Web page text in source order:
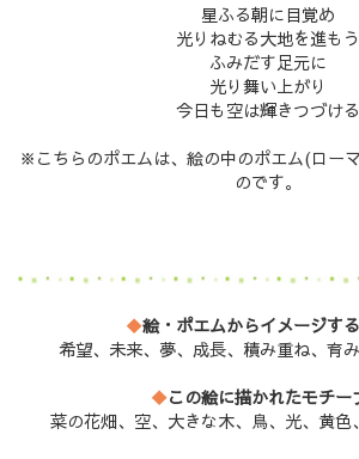
星ふる朝に目覚め
光りねむる大地を進もう
ふみだす足元に
光り舞い上がり
今日も空は輝きつづける
※こちらのポエムは、絵の中のポエム(ロー
のです。
◆絵・ポエムからイメージす
希望、未来、夢、成長、積み重ね、育
◆この絵に描かれたモチー
菜の花畑、空、大きな木、鳥、光、黄色